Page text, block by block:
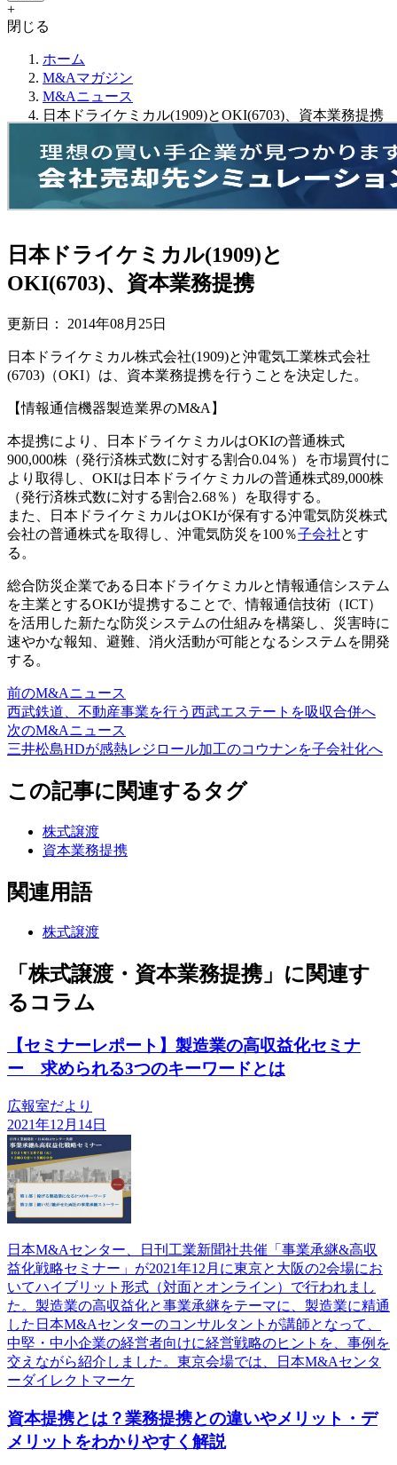
+
閉じる
ホーム
M&Aマガジン
M&Aニュース
日本ドライケミカル(1909)とOKI(6703)、資本業務提携
日本ドライケミカル(1909)と
OKI(6703)、資本業務提携
更新日： 2014年08月25日
日本ドライケミカル株式会社(1909)と沖電気工業株式会社
(6703)（OKI）は、資本業務提携を行うことを決定した。
【情報通信機器製造業界のM&A】
本提携により、日本ドライケミカルはOKIの普通株式
900,000株（発行済株式数に対する割合0.04％）を市場買付に
より取得し、OKIは日本ドライケミカルの普通株式89,000株
（発行済株式数に対する割合2.68％）を取得する。
また、日本ドライケミカルはOKIが保有する沖電気防災株式
会社の普通株式を取得し、沖電気防災を100％子会社とす
る。
総合防災企業である日本ドライケミカルと情報通信システム
を主業とするOKIが提携することで、情報通信技術（ICT）
を活用した新たな防災システムの仕組みを構築し、災害時に
速やかな報知、避難、消火活動が可能となるシステムを開発
する。
前のM&Aニュース
西武鉄道、不動産事業を行う西武エステートを吸収合併へ
次のM&Aニュース
三井松島HDが感熱レジロール加工のコウナンを子会社化へ
この記事に関連するタグ
株式譲渡
資本業務提携
関連用語
株式譲渡
「株式譲渡・資本業務提携」に関連す
るコラム
【セミナーレポート】製造業の高収益化セミナ
ー 求められる3つのキーワードとは
広報室だより
2021年12月14日
日本M&Aセンター、日刊工業新聞社共催「事業承継&高収
益化戦略セミナー」が2021年12月に東京と大阪の2会場にお
いてハイブリット形式（対面とオンライン）で行われまし
た。製造業の高収益化と事業承継をテーマに、製造業に精通
した日本M&Aセンターのコンサルタントが講師となって、
中堅・中小企業の経営者向けに経営戦略のヒントを、事例を
交えながら紹介しました。東京会場では、日本M&Aセンタ
ーダイレクトマーケ
資本提携とは？業務提携との違いやメリット・デ
メリットをわかりやすく解説